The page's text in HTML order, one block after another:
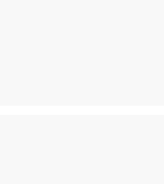
DIŞINDAN 82 UÇUŞ
ile turizmden kapatmaya
SAVAŞLAR SEZONU
UCUZ OLMAYACAK
SÜRPRİZİ POLONYA,